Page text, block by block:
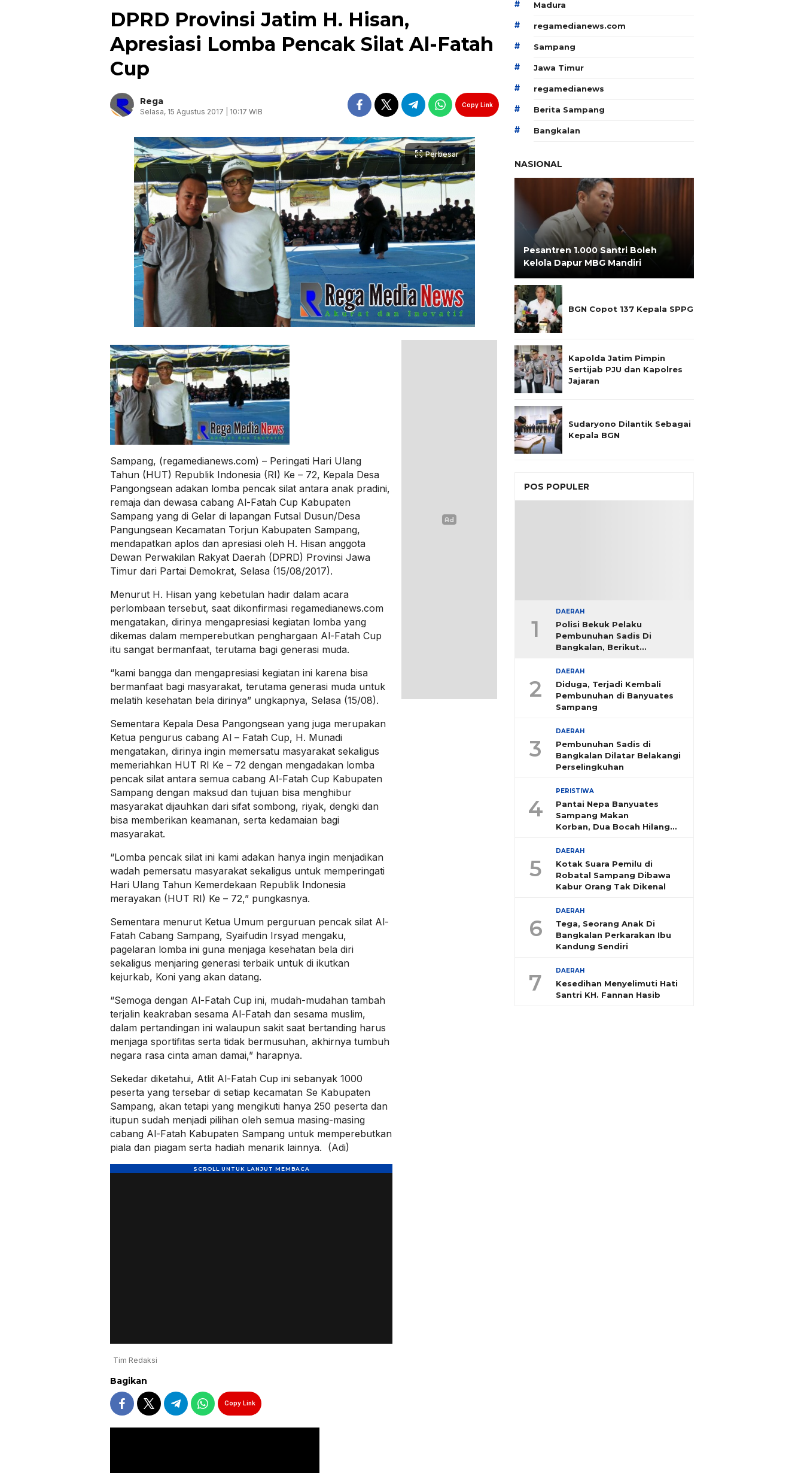
DPRD Provinsi Jatim H. Hisan,
Apresiasi Lomba Pencak Silat Al-Fatah
Cup
Rega
Selasa, 15 Agustus 2017 | 10:17 WIB
Copy Link
Perbesar
Sampang, (regamedianews.com) – Peringati Hari Ulang
Tahun (HUT) Republik Indonesia (RI) Ke – 72, Kepala Desa
Pangongsean adakan lomba pencak silat antara anak pradini,
remaja dan dewasa cabang Al-Fatah Cup Kabupaten
Sampang yang di Gelar di lapangan Futsal Dusun/Desa
Pangungsean Kecamatan Torjun Kabupaten Sampang,
mendapatkan aplos dan apresiasi oleh H. Hisan anggota
Dewan Perwakilan Rakyat Daerah (DPRD) Provinsi Jawa
Timur dari Partai Demokrat, Selasa (15/08/2017).
Menurut H. Hisan yang kebetulan hadir dalam acara
perlombaan tersebut, saat dikonfirmasi regamedianews.com
mengatakan, dirinya mengapresiasi kegiatan lomba yang
dikemas dalam memperebutkan penghargaan Al-Fatah Cup
itu sangat bermanfaat, terutama bagi generasi muda.
“kami bangga dan mengapresiasi kegiatan ini karena bisa
bermanfaat bagi masyarakat, terutama generasi muda untuk
melatih kesehatan bela dirinya” ungkapnya, Selasa (15/08).
Sementara Kepala Desa Pangongsean yang juga merupakan
Ketua pengurus cabang Al – Fatah Cup, H. Munadi
mengatakan, dirinya ingin memersatu masyarakat sekaligus
memeriahkan HUT RI Ke – 72 dengan mengadakan lomba
pencak silat antara semua cabang Al-Fatah Cup Kabupaten
Sampang dengan maksud dan tujuan bisa menghibur
masyarakat dijauhkan dari sifat sombong, riyak, dengki dan
bisa memberikan keamanan, serta kedamaian bagi
masyarakat.
“Lomba pencak silat ini kami adakan hanya ingin menjadikan
wadah pemersatu masyarakat sekaligus untuk memperingati
Hari Ulang Tahun Kemerdekaan Republik Indonesia
merayakan (HUT RI) Ke – 72,” pungkasnya.
Sementara menurut Ketua Umum perguruan pencak silat Al-
Fatah Cabang Sampang, Syaifudin Irsyad mengaku,
pagelaran lomba ini guna menjaga kesehatan bela diri
sekaligus menjaring generasi terbaik untuk di ikutkan
kejurkab, Koni yang akan datang.
“Semoga dengan Al-Fatah Cup ini, mudah-mudahan tambah
terjalin keakraban sesama Al-Fatah dan sesama muslim,
dalam pertandingan ini walaupun sakit saat bertanding harus
menjaga sportifitas serta tidak bermusuhan, akhirnya tumbuh
negara rasa cinta aman damai,” harapnya.
Sekedar diketahui, Atlit Al-Fatah Cup ini sebanyak 1000
peserta yang tersebar di setiap kecamatan Se Kabupaten
Sampang, akan tetapi yang mengikuti hanya 250 peserta dan
itupun sudah menjadi pilihan oleh semua masing-masing
cabang Al-Fatah Kabupaten Sampang untuk memperebutkan
piala dan piagam serta hadiah menarik lainnya. (Adi)
Tim Redaksi
Bagikan
Copy Link
# Madura
# regamedianews.com
# Sampang
# Jawa Timur
# regamedianews
# Berita Sampang
# Bangkalan
NASIONAL
Pesantren 1.000 Santri Boleh
Kelola Dapur MBG Mandiri
BGN Copot 137 Kepala SPPG
Kapolda Jatim Pimpin
Sertijab PJU dan Kapolres
Jajaran
Sudaryono Dilantik Sebagai
Kepala BGN
POS POPULER
1
DAERAH
Polisi Bekuk Pelaku
Pembunuhan Sadis Di
Bangkalan, Berikut
2
DAERAH
Diduga, Terjadi Kembali
Pembunuhan di Banyuates
Sampang
3
DAERAH
Pembunuhan Sadis di
Bangkalan Dilatar Belakangi
Perselingkuhan
4
PERISTIWA
Pantai Nepa Banyuates
Sampang Makan
Korban, Dua Bocah Hilang
5
DAERAH
Kotak Suara Pemilu di
Robatal Sampang Dibawa
Kabur Orang Tak Dikenal
6
DAERAH
Tega, Seorang Anak Di
Bangkalan Perkarakan Ibu
Kandung Sendiri
7 DAERAH
Kesedihan Menyelimuti Hati
Santri KH. Fannan Hasib